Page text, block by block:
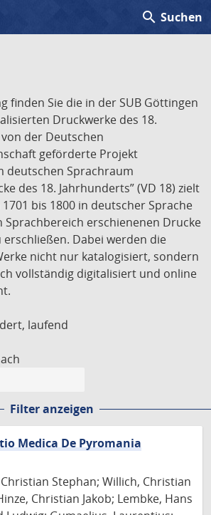
search Suchen
finden Sie die in der SUB Göttingen
Druckwerke des 18.
der Deutschen
geförderte Projekt
deutschen Sprachraum
des 18. Jahrhunderts” (VD 18) zielt
bis 1800 in deutscher Sprache
Sprachbereich erschienenen Drucke
erschließen. Dabei werden die
nicht nur katalogisiert, sondern
vollständig digitalisiert und online
laufend
Filter anzeigen
Medica De Pyromania
Stephan; Willich, Christian
Christian Jakob; Lembke, Hans